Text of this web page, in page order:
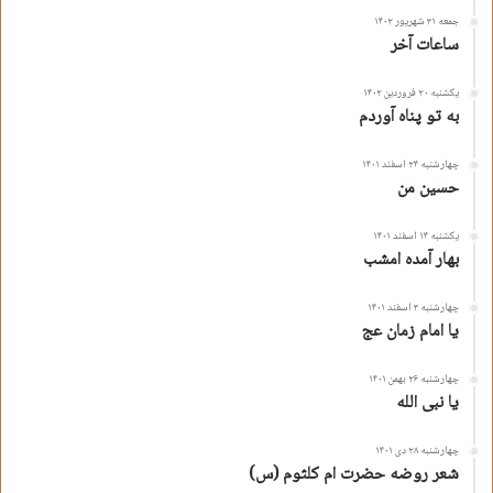
جمعه ۳۱ شهریور ۱۴۰۲
ساعات آخر
یکشنبه ۲۰ فروردین ۱۴۰۲
به تو پناه آوردم
چهارشنبه ۲۴ اسفند ۱۴۰۱
حسین من
یکشنبه ۱۴ اسفند ۱۴۰۱
بهار آمده امشب
چهارشنبه ۳ اسفند ۱۴۰۱
یا امام زمان عج
چهارشنبه ۲۶ بهمن ۱۴۰۱
یا نبی الله
چهارشنبه ۲۸ دی ۱۴۰۱
شعر روضه حضرت ام کلثوم (س)